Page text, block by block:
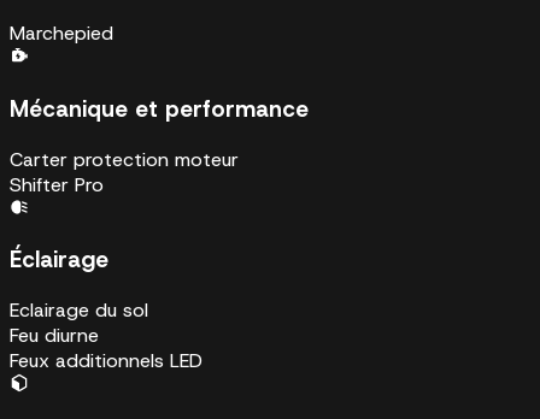
Marchepied
Mécanique et performance
Carter protection moteur
Shifter Pro
Éclairage
Eclairage du sol
Feu diurne
Feux additionnels LED